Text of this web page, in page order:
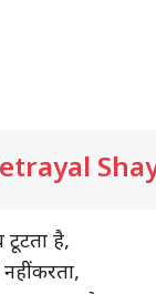
टूटता है,
करता,